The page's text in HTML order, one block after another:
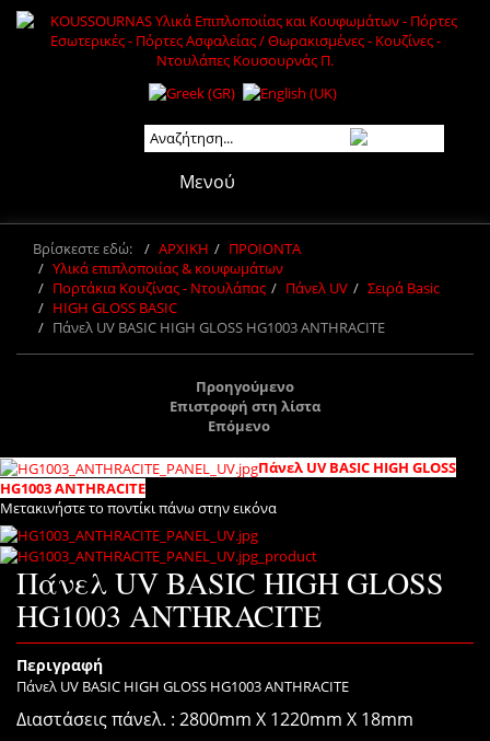
Μενού
Βρίσκεστε εδώ: ΑΡΧΙΚΗ
ΠΡΟΙΟΝΤΑ
Υλικά επιπλοποιίας & κουφωμάτων
Πορτάκια Κουζίνας - Ντουλάπας
Πάνελ UV
Σειρά Basic
HIGH GLOSS BASIC
Πάνελ UV BASIC HIGH GLOSS HG1003 ANTHRACITE
Προηγούμενο
Επιστροφή στη λίστα
Επόμενο
Πάνελ UV BASIC HIGH GLOSS
HG1003 ANTHRACITE
Μετακινήστε το ποντίκι πάνω στην εικόνα
Πάνελ UV BASIC HIGH GLOSS
HG1003 ANTHRACITE
Περιγραφή
Πάνελ UV BASIC HIGH GLOSS HG1003 ANTHRACITE
Διαστάσεις πάνελ. : 2800mm X 1220mm X 18mm